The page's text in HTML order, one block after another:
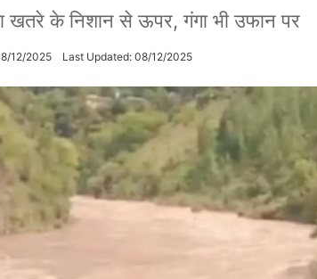
खतरे के निशान से ऊपर, गंगा भी उफान पर
12/2025 Last Updated: 08/12/2025